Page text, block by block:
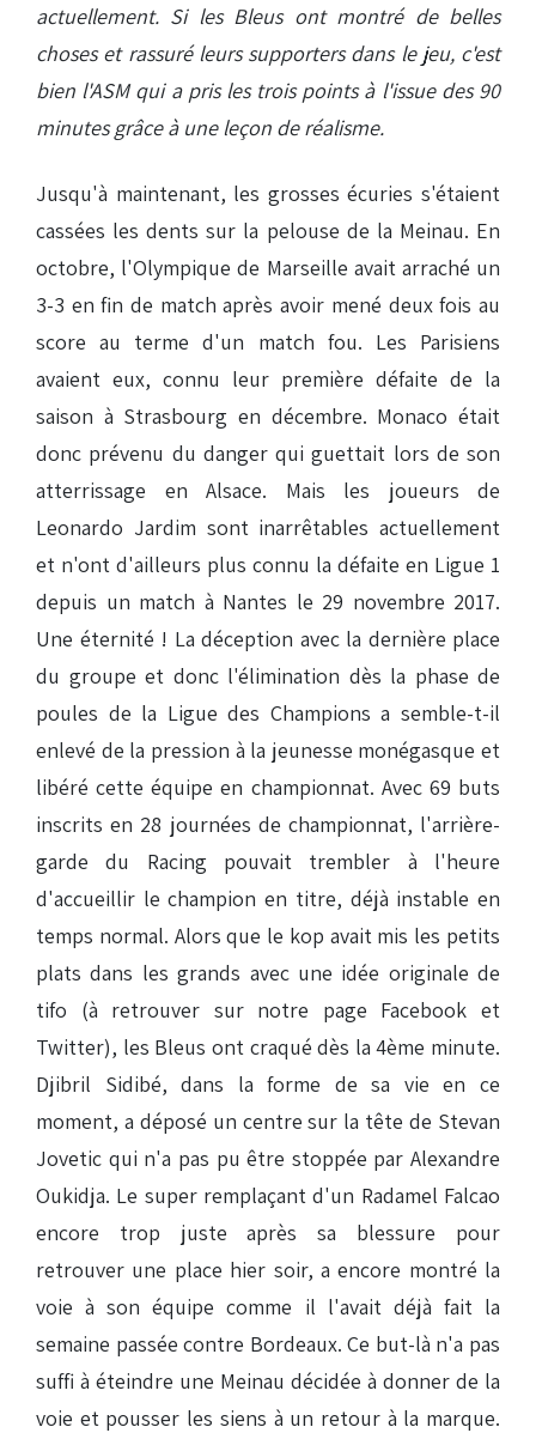
actuellement. Si les Bleus ont montré de belles
choses et rassuré leurs supporters dans le jeu, c'est
bien l'ASM qui a pris les trois points à l'issue des 90
minutes grâce à une leçon de réalisme.
Jusqu'à maintenant, les grosses écuries s'étaient
cassées les dents sur la pelouse de la Meinau. En
octobre, l'Olympique de Marseille avait arraché un
3-3 en fin de match après avoir mené deux fois au
score au terme d'un match fou. Les Parisiens
avaient eux, connu leur première défaite de la
saison à Strasbourg en décembre. Monaco était
donc prévenu du danger qui guettait lors de son
atterrissage en Alsace. Mais les joueurs de
Leonardo Jardim sont inarrêtables actuellement
et n'ont d'ailleurs plus connu la défaite en Ligue 1
depuis un match à Nantes le 29 novembre 2017.
Une éternité ! La déception avec la dernière place
du groupe et donc l'élimination dès la phase de
poules de la Ligue des Champions a semble-t-il
enlevé de la pression à la jeunesse monégasque et
libéré cette équipe en championnat. Avec 69 buts
inscrits en 28 journées de championnat, l'arrière-
garde du Racing pouvait trembler à l'heure
d'accueillir le champion en titre, déjà instable en
temps normal. Alors que le kop avait mis les petits
plats dans les grands avec une idée originale de
tifo (à retrouver sur notre page Facebook et
Twitter), les Bleus ont craqué dès la 4ème minute.
Djibril Sidibé, dans la forme de sa vie en ce
moment, a déposé un centre sur la tête de Stevan
Jovetic qui n'a pas pu être stoppée par Alexandre
Oukidja. Le super remplaçant d'un Radamel Falcao
encore trop juste après sa blessure pour
retrouver une place hier soir, a encore montré la
voie à son équipe comme il l'avait déjà fait la
semaine passée contre Bordeaux. Ce but-là n'a pas
suffi à éteindre une Meinau décidée à donner de la
voie et pousser les siens à un retour à la marque.